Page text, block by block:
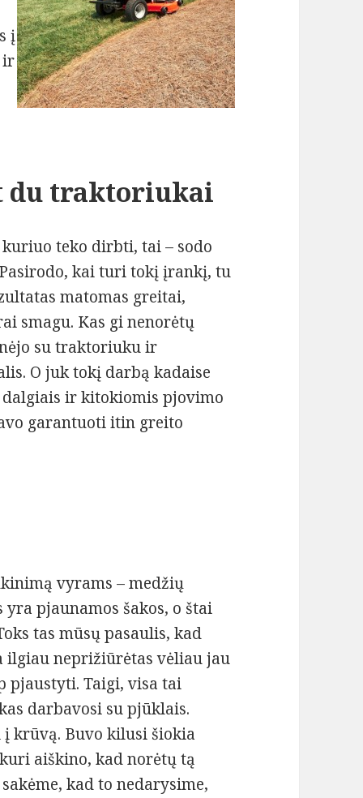
į
ir
du traktoriukai
teko dirbti, tai – sodo
kai turi tokį įrankį, tu
matomas greitai,
smagu. Kas gi nenorėtų
su traktoriuku ir
O juk tokį darbą kadaise
ir kitokiomis pjovimo
garantuoti itin greito
vyrams – medžių
pjaunamos šakos, o štai
tas mūsų pasaulis, kad
ilgiau neprižiūrėtas vėliau jau
Taigi, visa tai
darbavosi su pjūklais.
krūvą. Buvo kilusi šiokia
aiškino, kad norėtų tą
kad to nedarysime,